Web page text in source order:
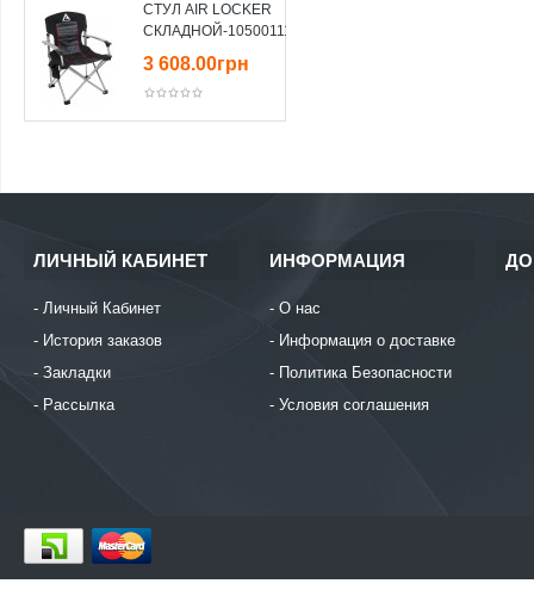
СТУЛ AIR LOCKER
СКЛАДНОЙ-10500111
3 608.00грн
ЛИЧНЫЙ КАБИНЕТ
Личный Кабинет
История заказов
Закладки
Рассылка
ИНФОРМАЦИЯ
О нас
Информация о доставке
Политика Безопасности
Условия соглашения